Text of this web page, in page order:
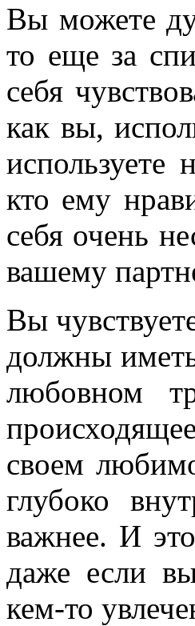
Вы можете
то еще за
себя
как вы,
кто ему
себя очень
вашему
Вы
должны
любовном
своем
глубоко
важнее. И
даже если
кем-то